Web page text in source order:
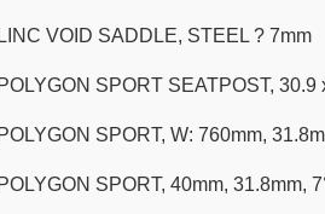
LINC VOID SADDLE, STEEL ? 7mm
POLYGON SPORT SEATPOST,
POLYGON SPORT, W: 760mm,
POLYGON SPORT, 40mm, 31.8mm,